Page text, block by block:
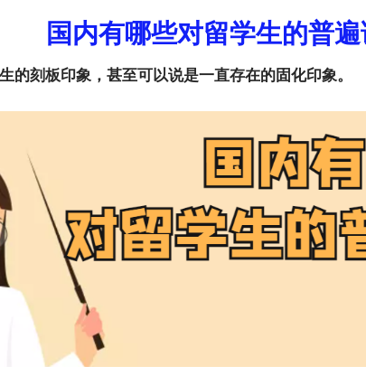
国内有哪些对留学生的普遍
的刻板印象，甚至可以说是一直存在的固化印象。